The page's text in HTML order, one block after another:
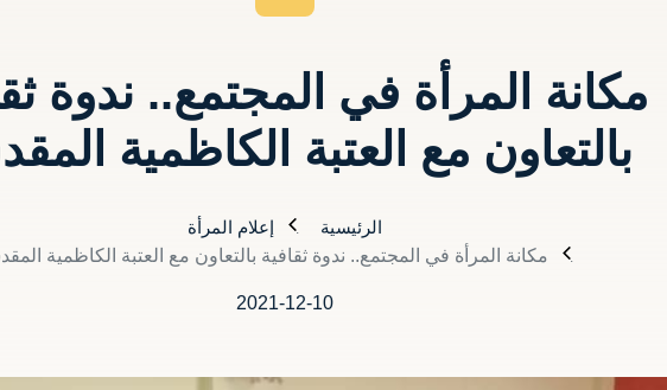
مكانة المرأة في المجتمع.. ندوة
بالتعاون مع العتبة الكاظمية
الرئيسية
إعلام المرأة
مكانة المرأة في المجتمع.. ندوة ثقافية بالتعاون مع العتبة الكاظمية
2021-12-10